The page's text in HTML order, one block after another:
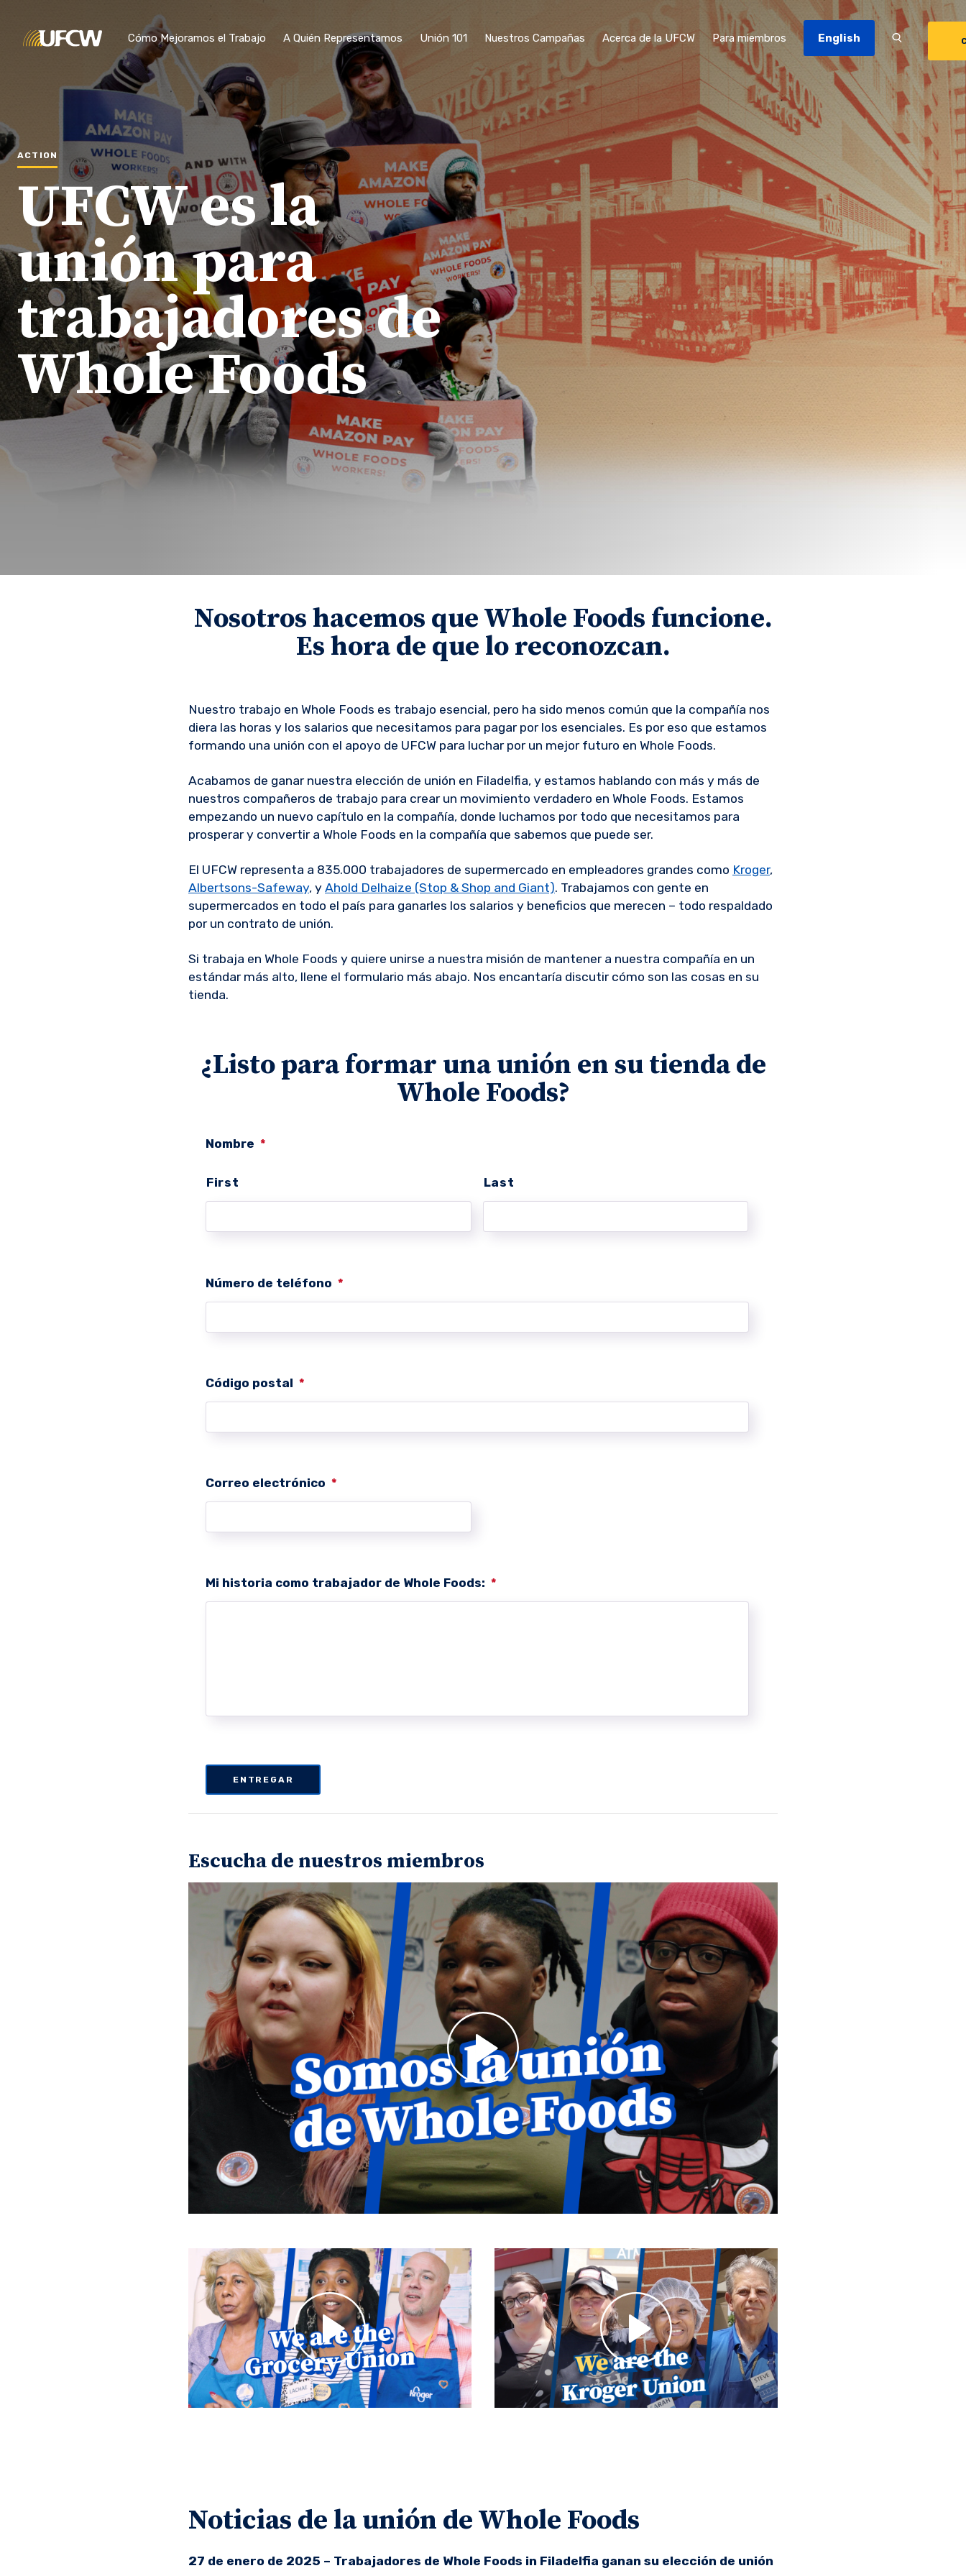
Cómo Mejoramos el Trabajo A Quién Representamos Unión 101 Nuestros Campañas Acerca de la UFCW Para miembros English
ACTION
UFCW es la
unión para
trabajadores de
Whole Foods
Nosotros hacemos que Whole Foods funcione.
Es hora de que lo reconozcan.
Nuestro trabajo en Whole Foods es trabajo esencial, pero ha sido menos común que la compañía nos
diera las horas y los salarios que necesitamos para pagar por los esenciales. Es por eso que estamos
formando una unión con el apoyo de UFCW para luchar por un mejor futuro en Whole Foods.
Acabamos de ganar nuestra elección de unión en Filadelfia, y estamos hablando con más y más de
nuestros compañeros de trabajo para crear un movimiento verdadero en Whole Foods. Estamos
empezando un nuevo capítulo en la compañía, donde luchamos por todo que necesitamos para
prosperar y convertir a Whole Foods en la compañía que sabemos que puede ser.
El UFCW representa a 835.000 trabajadores de supermercado en empleadores grandes como Kroger,
Albertsons-Safeway, y Ahold Delhaize (Stop & Shop and Giant). Trabajamos con gente en
supermercados en todo el país para ganarles los salarios y beneficios que merecen – todo respaldado
por un contrato de unión.
Si trabaja en Whole Foods y quiere unirse a nuestra misión de mantener a nuestra compañía en un
estándar más alto, llene el formulario más abajo. Nos encantaría discutir cómo son las cosas en su
tienda.
¿Listo para formar una unión en su tienda de
Whole Foods?
Nombre *
First Last
Número de teléfono *
Código postal *
Correo electrónico *
Mi historia como trabajador de Whole Foods: *
Escucha de nuestros miembros
Noticias de la unión de Whole Foods
27 de enero de 2025 – Trabajadores de Whole Foods in Filadelfia ganan su elección de unión